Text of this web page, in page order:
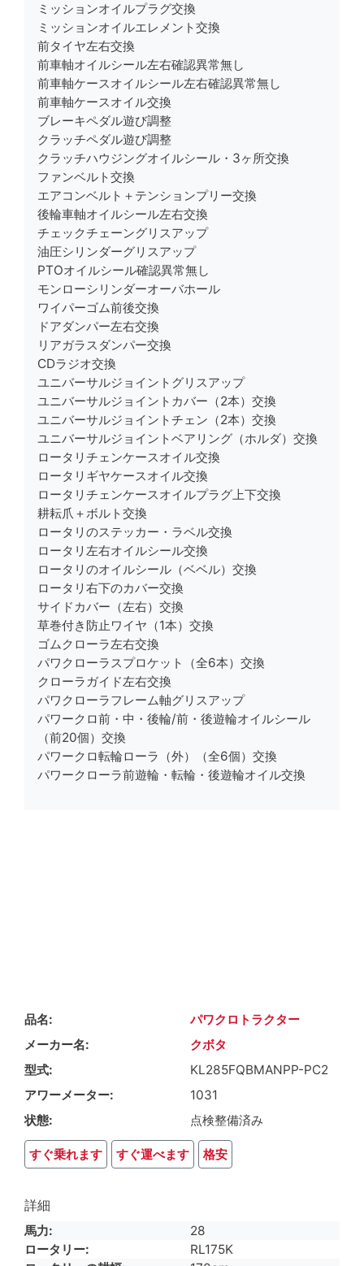
ミッションオイルプラグ交換
ミッションオイルエレメント交換
前タイヤ左右交換
前車軸オイルシール左右確認異常無し
前車軸ケースオイルシール左右確認異常無し
前車軸ケースオイル交換
ブレーキペダル遊び調整
クラッチペダル遊び調整
クラッチハウジングオイルシール・3ヶ所交換
ファンベルト交換
エアコンベルト＋テンションプリー交換
後輪車軸オイルシール左右交換
チェックチェーングリスアップ
油圧シリンダーグリスアップ
PTOオイルシール確認異常無し
モンローシリンダーオーバホール
ワイパーゴム前後交換
ドアダンパー左右交換
リアガラスダンパー交換
CDラジオ交換
ユニバーサルジョイントグリスアップ
ユニバーサルジョイントカバー（2本）交換
ユニバーサルジョイントチェン（2本）交換
ユニバーサルジョイントベアリング（ホルダ）交換
ロータリチェンケースオイル交換
ロータリギヤケースオイル交換
ロータリチェンケースオイルプラグ上下交換
耕耘爪＋ボルト交換
ロータリのステッカー・ラベル交換
ロータリ左右オイルシール交換
ロータリのオイルシール（ベベル）交換
ロータリ右下のカバー交換
サイドカバー（左右）交換
草巻付き防止ワイヤ（1本）交換
ゴムクローラ左右交換
パワクローラスプロケット（全6本）交換
クローラガイド左右交換
パワクローラフレーム軸グリスアップ
パワークロ前・中・後輪/前・後遊輪オイルシール
（前20個）交換
パワークロ転輪ローラ（外）（全6個）交換
パワークローラ前遊輪・転輪・後遊輪オイル交換
品名
パワクロトラクター
メーカー名
クボタ
型式
KL285FQBMANPP-PC2
アワーメーター
1031
状態
点検整備済み
すぐ乗れます すぐ運べます 格安
詳細
馬力
28
ロータリー
RL175K